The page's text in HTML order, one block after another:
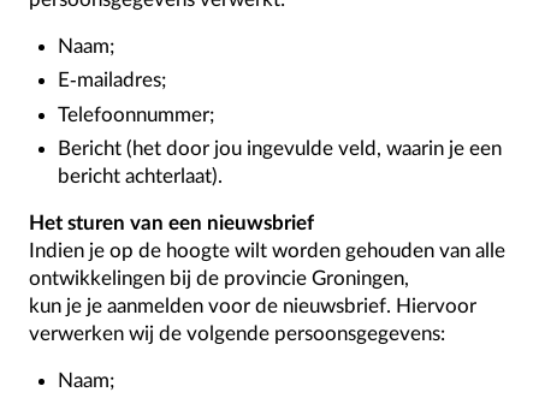
Naam;
E-mailadres;
Telefoonnummer;
Bericht (het door jou ingevulde veld, waarin je een
bericht achterlaat).
Het sturen van een nieuwsbrief
Indien je op de hoogte wilt worden gehouden van alle
ontwikkelingen bij de provincie Groningen,
kun je je aanmelden voor de nieuwsbrief. Hiervoor
verwerken wij de volgende persoonsgegevens:
Naam;